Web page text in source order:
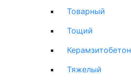
Товарный
Тощий
Керамзитобетон
Тяжелый